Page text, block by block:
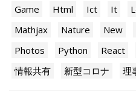
Game
Html Ict It
Mathjax
Nature New
Photos
Python React
情報共有
新型コロナ 理